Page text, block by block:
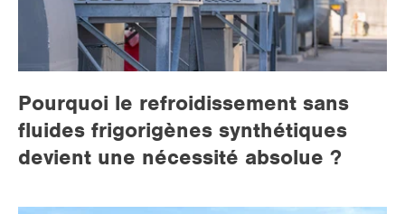
Pourquoi le refroidissement sans
fluides frigorigènes synthétiques
devient une nécessité absolue ?